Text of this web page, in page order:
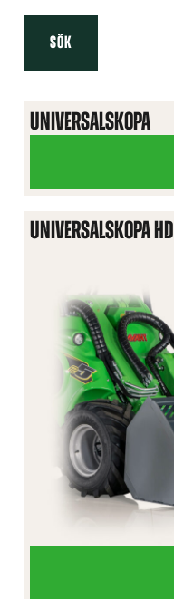
SÖK
UNIVERSALSKOPA
UNIVERSALSKOPA HD